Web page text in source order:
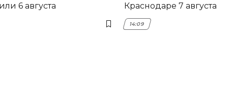
6 августа
Краснодаре 7 августа
14:09